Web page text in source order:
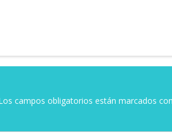
campos obligatorios están marcados con